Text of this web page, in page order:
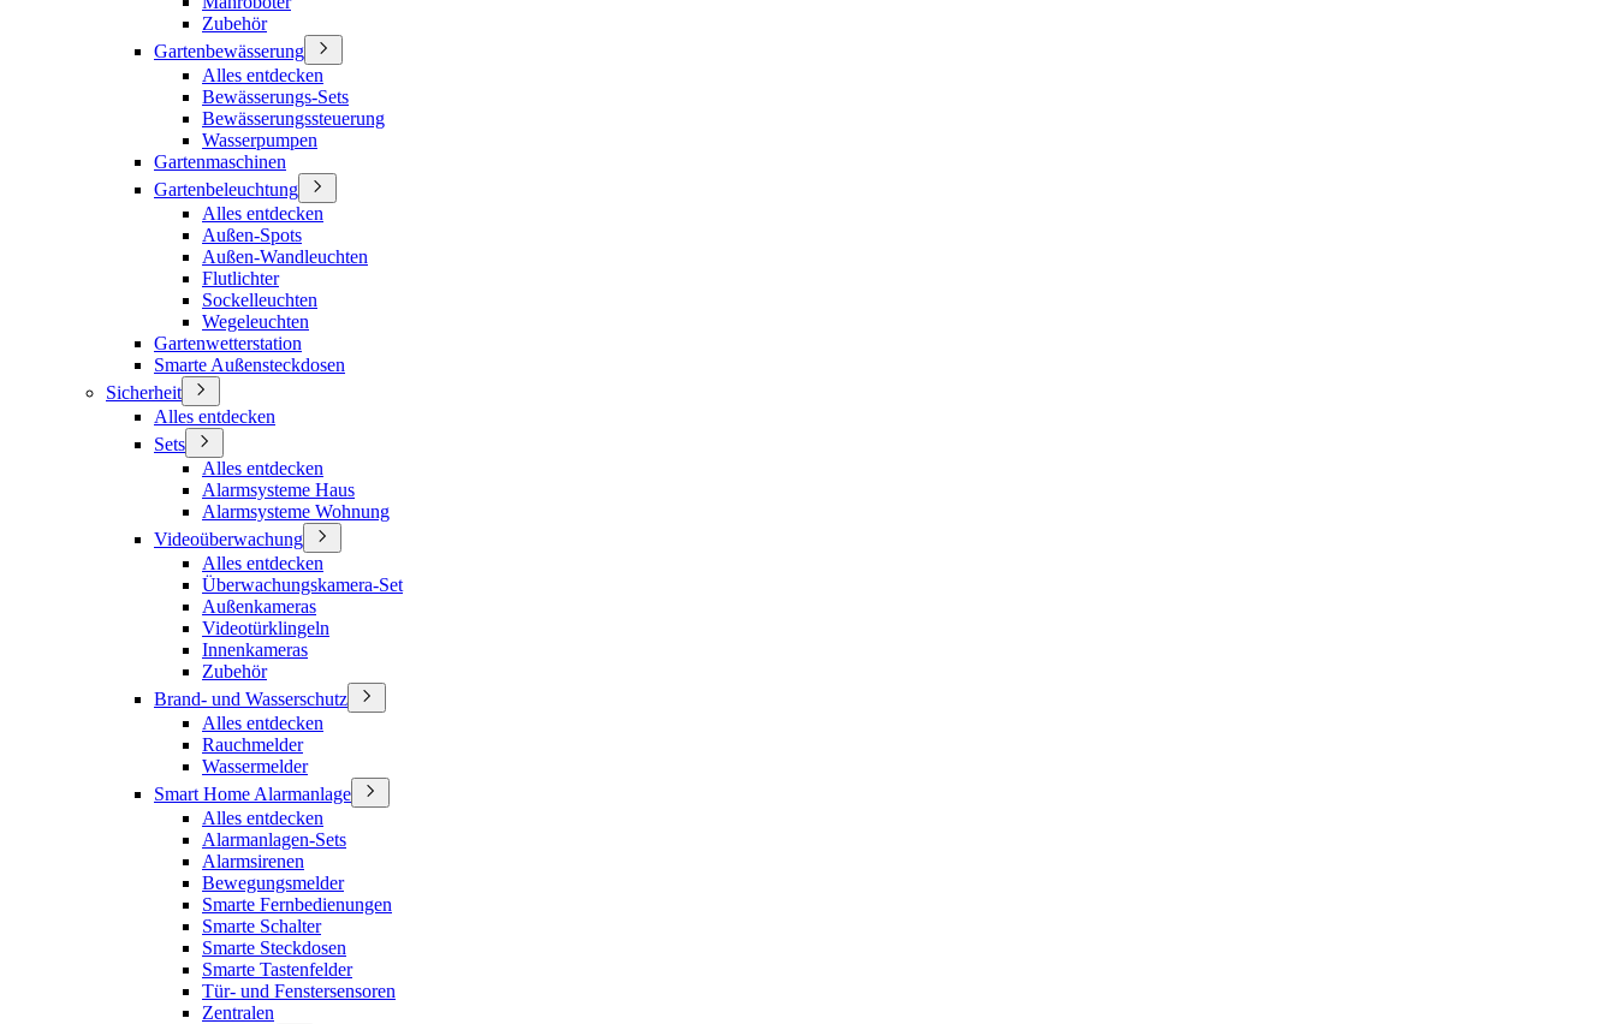
Zubehör
Gartenbewässerung
Alles entdecken
Bewässerungs-Sets
Bewässerungssteuerung
Wasserpumpen
Gartenmaschinen
Gartenbeleuchtung
Alles entdecken
Außen-Spots
Außen-Wandleuchten
Flutlichter
Sockelleuchten
Wegeleuchten
Gartenwetterstation
Smarte Außensteckdosen
Sicherheit
Alles entdecken
Sets
Alles entdecken
Alarmsysteme Haus
Alarmsysteme Wohnung
Videoüberwachung
Alles entdecken
Überwachungskamera-Set
Außenkameras
Videotürklingeln
Innenkameras
Zubehör
Brand- und Wasserschutz
Alles entdecken
Rauchmelder
Wassermelder
Smart Home Alarmanlage
Alles entdecken
Alarmanlagen-Sets
Alarmsirenen
Bewegungsmelder
Smarte Fernbedienungen
Smarte Schalter
Smarte Steckdosen
Smarte Tastenfelder
Tür- und Fenstersensoren
Zentralen